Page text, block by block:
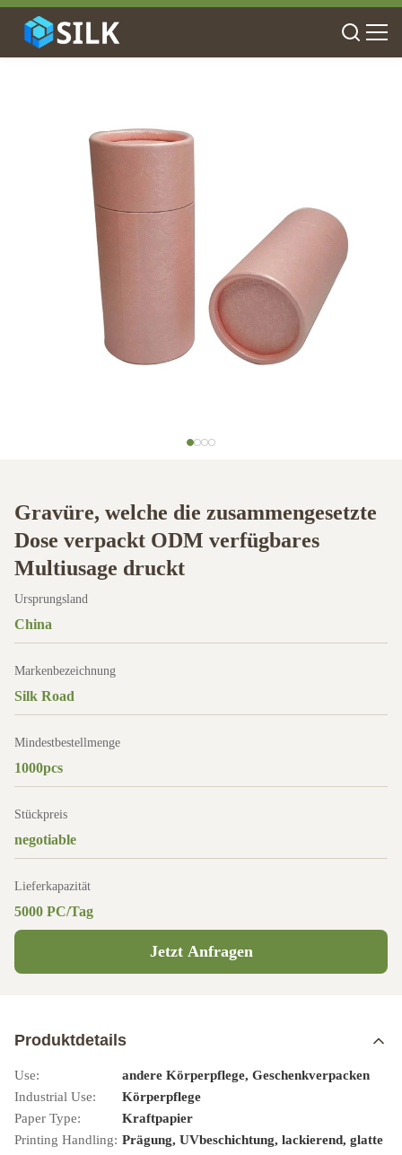
Gravüre, welche die zusammengesetzte
Dose verpackt ODM verfügbares
Multiusage druckt
Ursprungsland
China
Markenbezeichnung
Silk Road
Mindestbestellmenge
1000pcs
Stückpreis
negotiable
Lieferkapazität
5000 PC/Tag
Jetzt Anfragen
Produktdetails
Use:
andere Körperpflege, Geschenkverpacken
Industrial Use:
Körperpflege
Paper Type:
Kraftpapier
Printing Handling: Prägung, UVbeschichtung, lackierend, glatte